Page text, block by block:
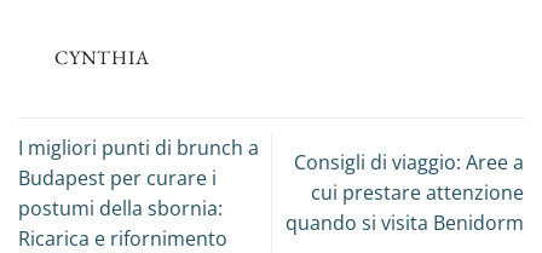
CYNTHIA
I migliori punti di brunch a
Budapest per curare i
postumi della sbornia:
Ricarica e rifornimento
Consigli di viaggio: Aree a
cui prestare attenzione
quando si visita Benidorm